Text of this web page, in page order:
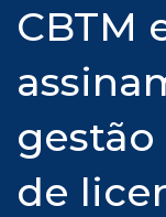
CBTM
de